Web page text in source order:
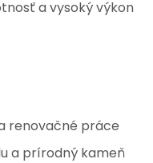
a vysoký výkon
renovačné práce
a prírodný kameň